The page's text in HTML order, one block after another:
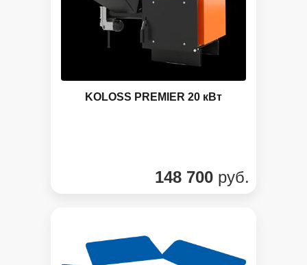
KOLOSS PREMIER 20 кВт
148 700 руб.